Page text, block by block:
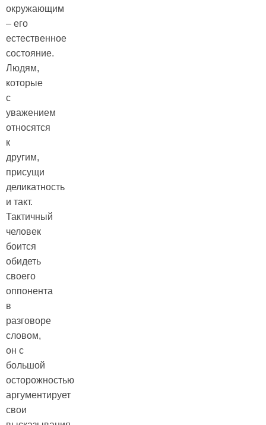
окружающим
– его
естественное
состояние.
Людям,
которые
с
уважением
относятся
к
другим,
присущи
деликатность
и такт.
Тактичный
человек
боится
обидеть
своего
оппонента
в
разговоре
словом,
он с
большой
осторожностью
аргументирует
свои